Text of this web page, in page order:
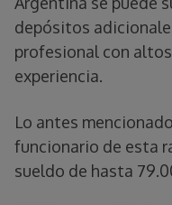
depósitos
profesional con
experiencia.
Lo antes
funcionario de esta
sueldo de hasta